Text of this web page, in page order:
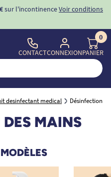
sur l'incontinenceVoir conditions
CONTACTCONNEXION
0
PANIER
desinfectant medical Désinfection
MAINS